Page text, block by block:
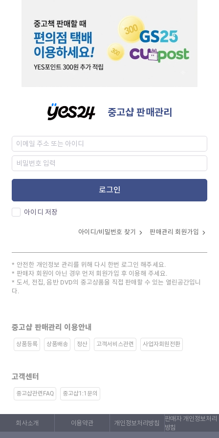
중고샵 판매관리
로그인
아이디 저장
아이디/비밀번호 찾기 판매관리 회원가입
안전한 개인정보 관리를 위해 다시 한번 로그인 해주세요.
판매자 회원이 아닌 경우 먼저 회원가입 후 이용해 주세요.
도서, 전집, 음반 DVD의 중고상품을 직접 판매할 수 있는 열린공간입니
다.
중고샵 판매관리 이용안내
상품등록 상품배송 정산 고객서비스관련 사업자회원전환
고객센터
중고샵관련FAQ 중고샵1:1문의
회사소개 이용약관 개인정보처리방침
판매자 개인정보처리
방침